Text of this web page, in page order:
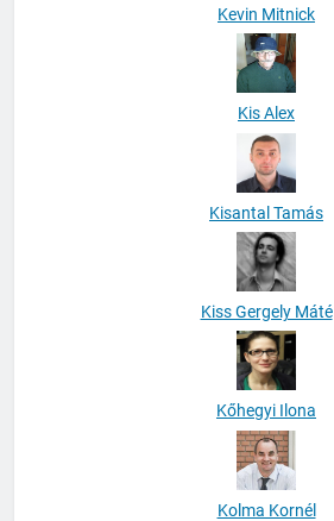
Kevin Mitnick
Kis Alex
Kisantal Tamás
Kiss Gergely Máté
Kőhegyi Ilona
Kolma Kornél